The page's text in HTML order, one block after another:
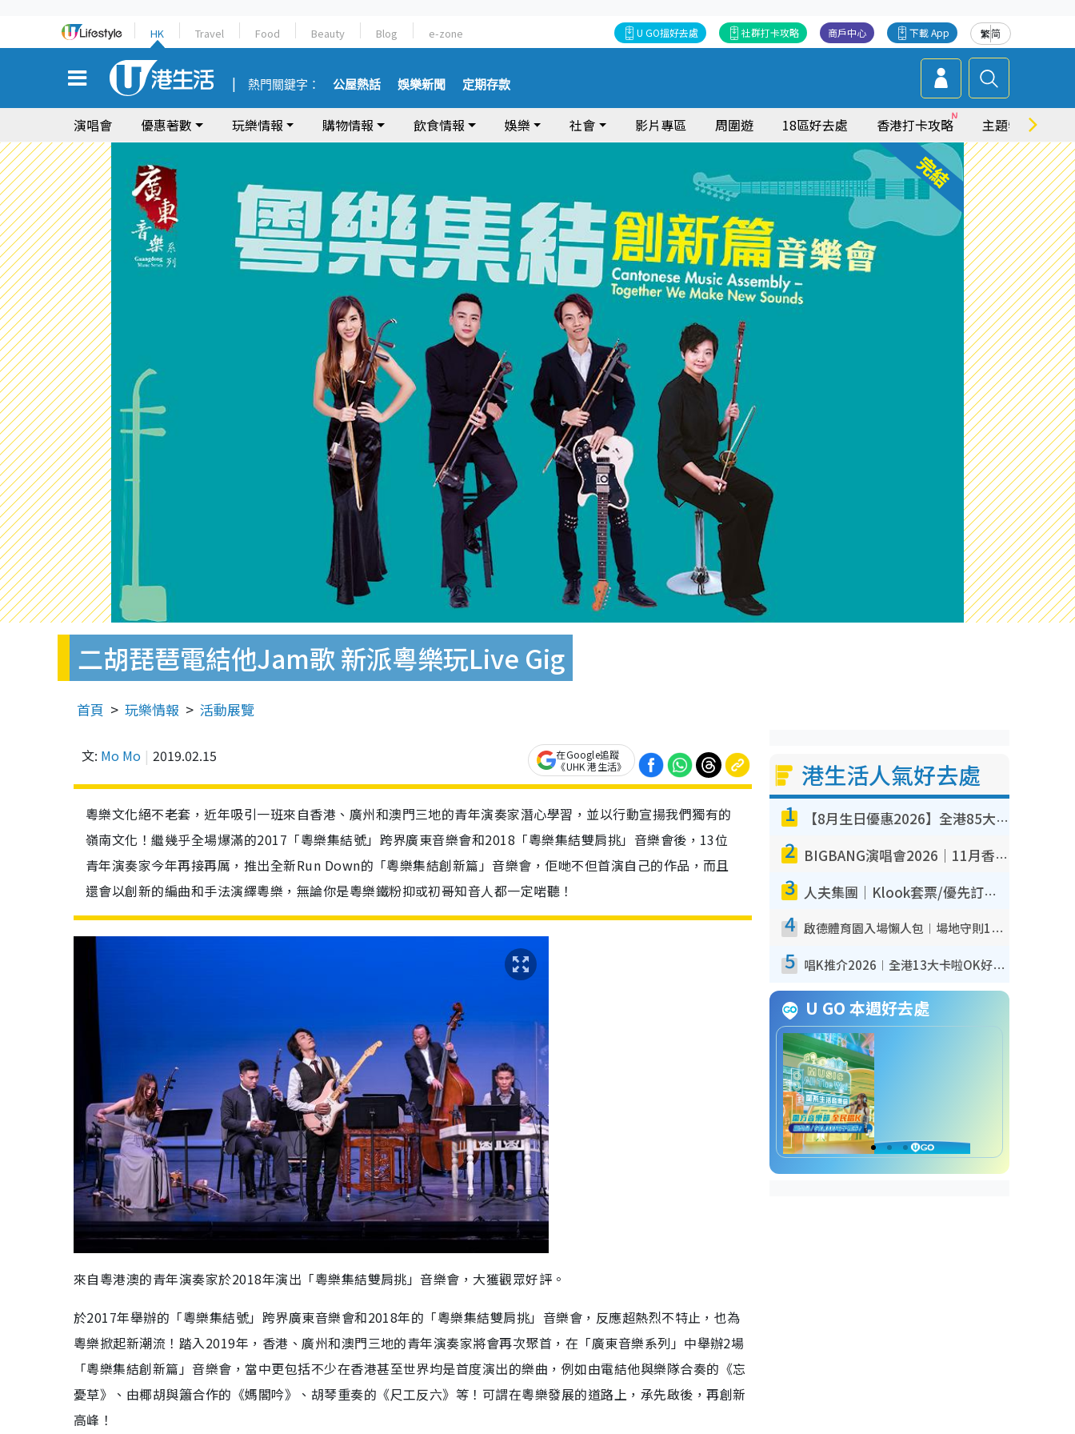
HK Travel Food Beauty Blog e-zone 繁简
下載 App
商戶中心
社群打卡攻略
U GO搵好去處
熱門關鍵字： 公屋熱話 娛樂新聞 定期存款
演唱會 優惠著數 玩樂情報 購物情報 飲食情報 娛樂 社會 影片專區 周圍遊 18區好去處 香港打卡攻略 主題特集
二胡琵琶電結他Jam歌 新派粵樂玩Live Gig
首頁 玩樂情報 活動展覽
文: Mo Mo 2019.02.15
在Google追蹤
《UHK 港生活》
粵樂文化絕不老套，近年吸引一班來自香港、廣州和澳門三地的青年演奏家潛心學習，並以行動宣揚我們獨有的
嶺南文化！繼幾乎全場爆滿的2017「粵樂集結號」跨界廣東音樂會和2018「粵樂集結雙肩挑」音樂會後，13位
青年演奏家今年再接再厲，推出全新Run Down的「粵樂集結創新篇」音樂會，佢哋不但首演自己的作品，而且
還會以創新的編曲和手法演繹粵樂，無論你是粵樂鐵粉抑或初哥知音人都一定啱聽！
來自粵港澳的青年演奏家於2018年演出「粵樂集結雙肩挑」音樂會，大獲觀眾好評。
於2017年舉辦的「粵樂集結號」跨界廣東音樂會和2018年的「粵樂集結雙肩挑」音樂會，反應超熱烈不特止，也為
粵樂掀起新潮流！踏入2019年，香港、廣州和澳門三地的青年演奏家將會再次聚首，在「廣東音樂系列」中舉辦2場
「粵樂集結創新篇」音樂會，當中更包括不少在香港甚至世界均是首度演出的樂曲，例如由電結他與樂隊合奏的《忘
憂草》、由椰胡與簫合作的《媽閣吟》、胡琴重奏的《尺工反六》等！可謂在粵樂發展的道路上，承先啟後，再創新
高峰！
港生活人氣好去處
1 【8月生日優惠2026】全港85大食買玩著數攻略 自助餐/火鍋放題同行免費＋誠品/DONKI送現金券
2 BIGBANG演唱會2026｜11月香港啟德開3場！實名制VIP申請、優先購票攻略
3 人夫集團｜Klook套票/優先訂票/公開發售搶飛攻略！附票價.購票連結.場地座位表
4 啟德體育園入場懶人包︱場地守則12違禁品不可進場准帶細水樽但全場禁樽蓋！應援牌有限制！
5 唱K推介2026︱全港13大卡啦OK好去處！最平$36起 日文K都有！(附地址+收費詳情)
U GO 本週好去處